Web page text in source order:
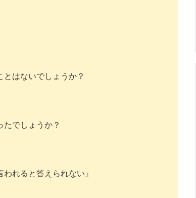
はないでしょうか？
でしょうか？
れると答えられない』